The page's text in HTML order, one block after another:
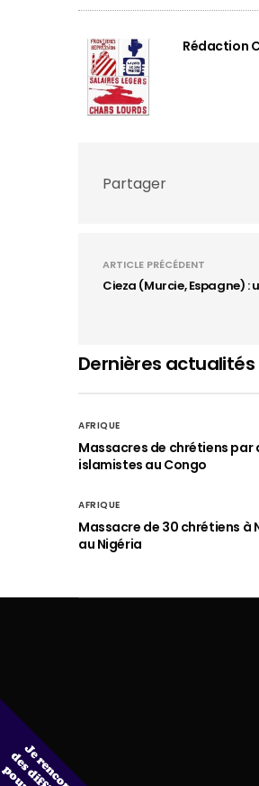
Rédaction
Partager
ARTICLE PRÉCÉDENT
Cieza (Murcie, Espagne) :
Dernières actualités
AFRIQUE
Massacres de chrétiens par
islamistes au Congo
AFRIQUE
Massacre de 30 chrétiens à
au Nigéria